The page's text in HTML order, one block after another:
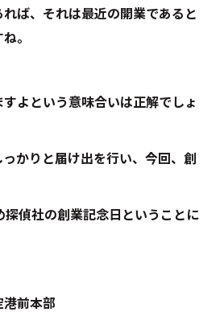
ば、それは最近の開業であると
。
よという意味合いは正解でしょ
かりと届け出を行い、今回、創
探偵社の創業記念日ということに
港前本部